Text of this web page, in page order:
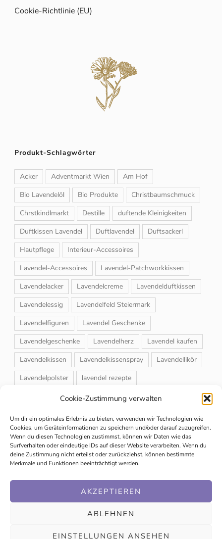
Cookie-Zustimmung verwalten
Um dir ein optimales Erlebnis zu bieten, verwenden wir Technologien wie
Cookies, um Geräteinformationen zu speichern und/oder darauf zuzugreifen.
Wenn du diesen Technologien zustimmst, können wir Daten wie das
Surfverhalten oder eindeutige IDs auf dieser Website verarbeiten. Wenn du
deine Zustimmung nicht erteilst oder zurückziehst, können bestimmte
Merkmale und Funktionen beeinträchtigt werden.
AKZEPTIEREN
ABLEHNEN
EINSTELLUNGEN ANSEHEN
Cookie-Richtlinie (EU)
Produkt-Schlagwörter
Acker Adventmarkt Wien
Am Hof
Bio Lavendelöl
Bio Produkte
Christbaumschmuck
Chrstkindlmarkt
Destille
duftende Kleinigkeiten
Duftkissen Lavendel
Duftlavendel
Duftsackerl
Hautpflege
Interieur-Accessoires
Lavendel-Accessoires
Lavendel-Patchworkkissen
Lavendelacker
Lavendelcreme
Lavendelduftkissen
Lavendelessig
Lavendelfeld Steiermark
Lavendelfiguren
Lavendel Geschenke
Lavendelgeschenke
Lavendelherz
Lavendel kaufen
Lavendelkissen
Lavendelkissenspray
Lavendellikör
Lavendelpolster
lavendel rezepte
Lavendelrosmarin Creme
Lavendelsackerl
Lavendelsirup
Lavendelstrauß
Lavendeltee
Lavendeltiere
lavendel und rosen
Magnet-Duftsackerl
Naturheilmittel
Naturkosmetik
Speiselavendel